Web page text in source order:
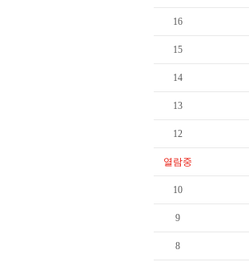
16
15
14
13
12
열람중
10
9
8